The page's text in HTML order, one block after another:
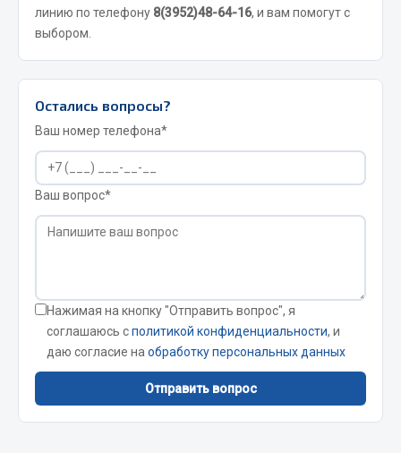
Цепи подъёмные
РТИ
Кольца уплотнительные
Лента конвейерная
Патрубки
Прокладки
Рукава высокого давления
Показать ещё
линию по телефону 8(3952)48-64-16, и вам помогут с
выбором.
Остались вопросы?
Ваш номер телефона*
Ваш вопрос*
Нажимая на кнопку "Отправить вопрос", я
соглашаюсь сполитикой конфиденциальности, и
даю согласие на обработку персональных данных
Отправить вопрос